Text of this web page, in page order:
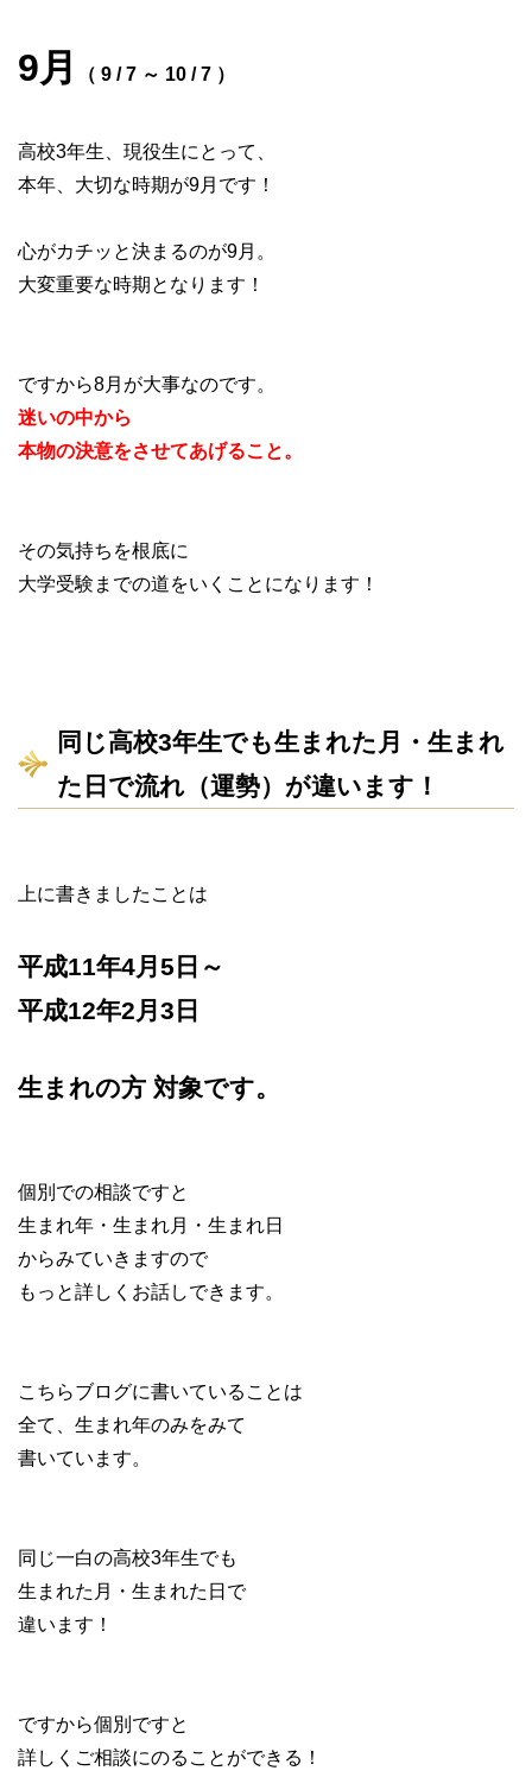
9月 （ 9 / 7 ～ 10 / 7 ）
高校3年生、現役生にとって、
本年、大切な時期が9月です！
心がカチッと決まるのが9月。
大変重要な時期となります！
ですから8月が大事なのです。
迷いの中から
本物の決意をさせてあげること。
その気持ちを根底に
大学受験までの道をいくことになります！
同じ高校3年生でも生まれた月・生まれ
た日で流れ（運勢）が違います！
上に書きましたことは
平成11年4月5日～
平成12年2月3日
生まれの方 対象です。
個別での相談ですと
生まれ年・生まれ月・生まれ日
からみていきますので
もっと詳しくお話しできます。
こちらブログに書いていることは
全て、生まれ年のみをみて
書いています。
同じ一白の高校3年生でも
生まれた月・生まれた日で
違います！
ですから個別ですと
詳しくご相談にのることができる！